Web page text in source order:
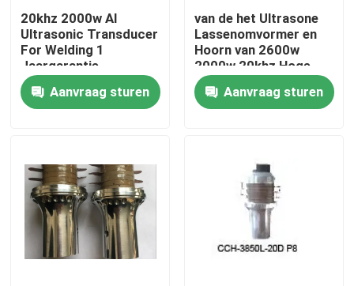
Huis
Producten
Fabrieksreis
Kwaliteitscontrole
20khz 2000w Al
Ultrasonic Transducer
For Welding 1
Jaargarantie
Aanvraag sturen
van de het Ultrasone
Lassenomvormer en
Hoorn van 2600w
2000w 20khz Hoge
Macht
Aanvraag sturen